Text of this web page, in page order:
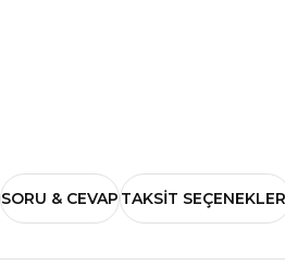
SORU & CEVAPTAKSIT